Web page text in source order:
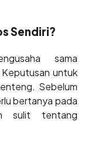
Sendiri?
sama
untuk
Sebelum
bertanya pada
sulit tentang